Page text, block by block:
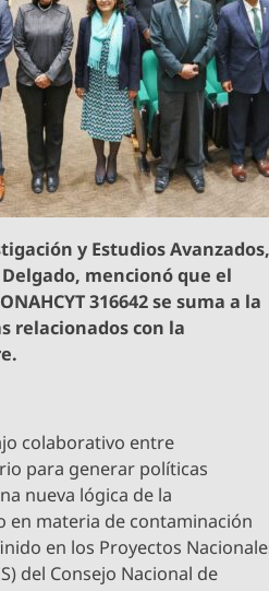
y Estudios
mencionó que el
316642 se suma a la
relacionados con la
colaborativo entre
para generar políticas
nueva lógica de la
en materia de contaminación
en los Proyectos
del Consejo Nacional de